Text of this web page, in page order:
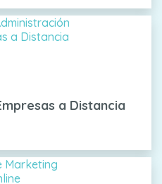
a Distancia